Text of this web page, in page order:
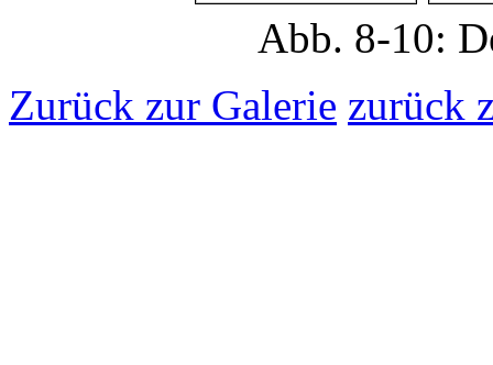
Abb. 8-10:
Zurück zur Galerie zurück